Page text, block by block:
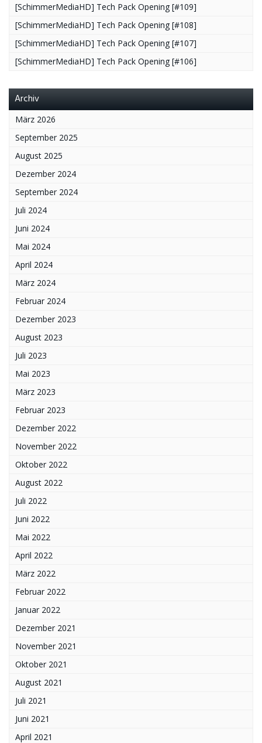
[SchimmerMediaHD] Tech Pack Opening [#109]
[SchimmerMediaHD] Tech Pack Opening [#108]
[SchimmerMediaHD] Tech Pack Opening [#107]
[SchimmerMediaHD] Tech Pack Opening [#106]
Archiv
März 2026
September 2025
August 2025
Dezember 2024
September 2024
Juli 2024
Juni 2024
Mai 2024
April 2024
März 2024
Februar 2024
Dezember 2023
August 2023
Juli 2023
Mai 2023
März 2023
Februar 2023
Dezember 2022
November 2022
Oktober 2022
August 2022
Juli 2022
Juni 2022
Mai 2022
April 2022
März 2022
Februar 2022
Januar 2022
Dezember 2021
November 2021
Oktober 2021
August 2021
Juli 2021
Juni 2021
April 2021